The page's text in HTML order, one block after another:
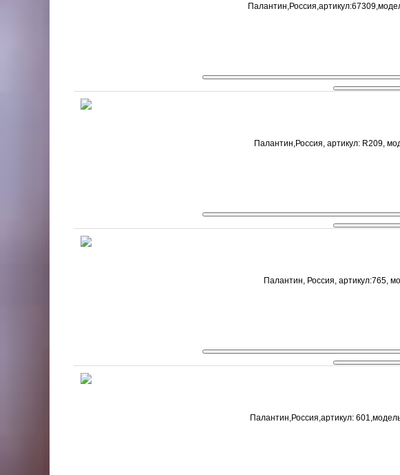
Палантин,Россия, артикул: R209,
Палантин, Россия, артикул:765,
Палантин,Россия,артикул: